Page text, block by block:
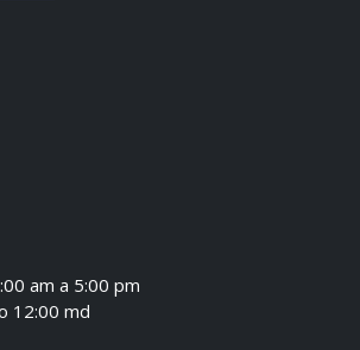
am a 5:00 pm
12:00 md